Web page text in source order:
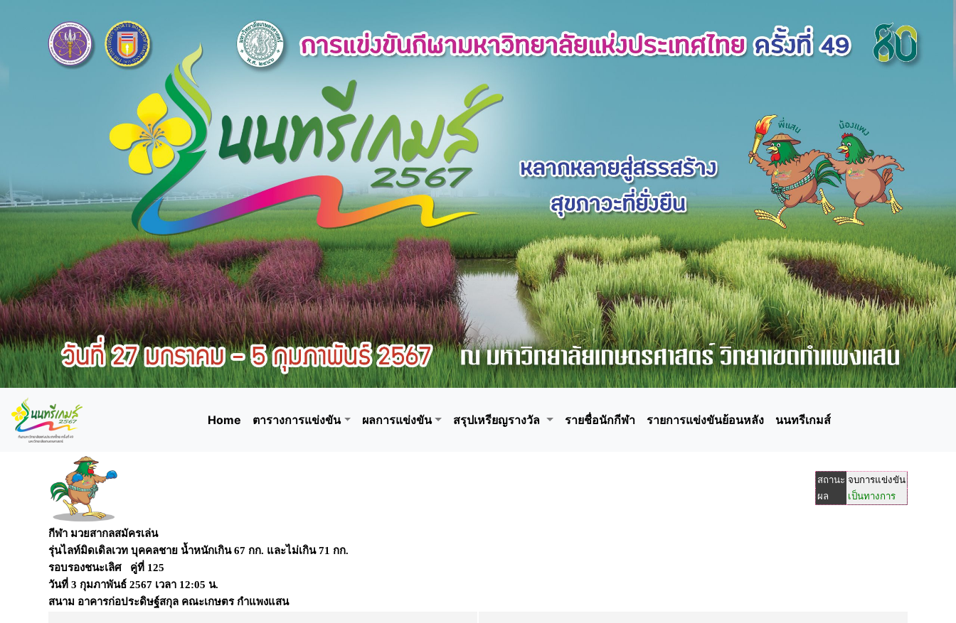
Home ตารางการแข่งขัน ผลการแข่งขัน สรุปเหรียญรางวัล รายชื่อนักกีฬา รายการแข่งขันย้อนหลัง นนทรีเกมส์
สถานะ จบการแข่งขัน
ผล
เป็นทางการ
กีฬา มวยสากลสมัครเล่น
รุ่นไลท์มิดเดิลเวท บุคคลชาย น้ำหนักเกิน 67 กก. และไม่เกิน 71 กก.
รอบรองชนะเลิศ คู่ที่ 125
วันที่ 3 กุมภาพันธ์ 2567 เวลา 12:05 น.
สนาม อาคารก่อประดิษฐ์สกุล คณะเกษตร กำแพงแสน